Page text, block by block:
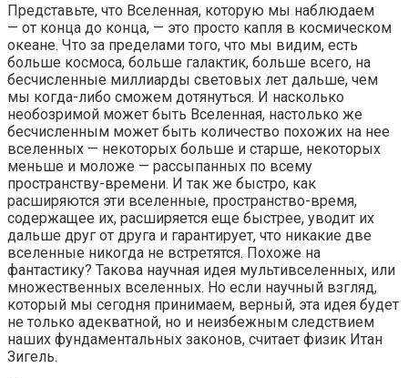
Представьте, что Вселенная, которую мы наблюдаем
— от конца до конца, — это просто капля в космическом
океане. Что за пределами того, что мы видим, есть
больше космоса, больше галактик, больше всего, на
бесчисленные миллиарды световых лет дальше, чем
мы когда-либо сможем дотянуться. И насколько
необозримой может быть Вселенная, настолько же
бесчисленным может быть количество похожих на нее
вселенных — некоторых больше и старше, некоторых
меньше и моложе — рассыпанных по всему
пространству-времени. И так же быстро, как
расширяются эти вселенные, пространство-время,
содержащее их, расширяется еще быстрее, уводит их
дальше друг от друга и гарантирует, что никакие две
вселенные никогда не встретятся. Похоже на
фантастику? Такова научная идея мультивселенных, или
множественных вселенных. Но если научный взгляд,
который мы сегодня принимаем, верный, эта идея будет
не только адекватной, но и неизбежным следствием
наших фундаментальных законов, считает физик Итан
Зигель.